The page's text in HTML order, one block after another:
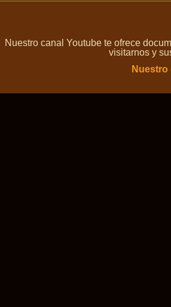
Nuestro canal Youtube te ofrece
visitarnos y
Nuestro